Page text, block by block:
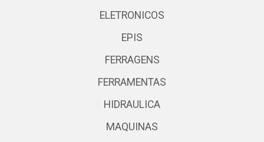
ELETRONICOS
EPIS
FERRAGENS
FERRAMENTAS
HIDRAULICA
MAQUINAS